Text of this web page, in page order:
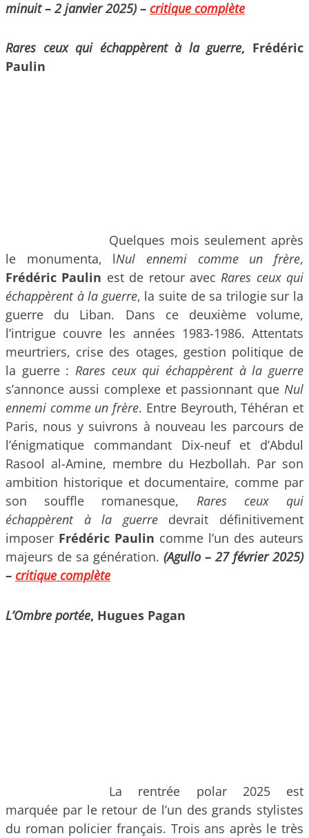
minuit – 2 janvier 2025) – critique complète
Rares ceux qui échappèrent à la guerre, Frédéric
Paulin
Quelques mois seulement après
le monumenta, lNul ennemi comme un frère,
Frédéric Paulin est de retour avecRares ceux qui
échappèrent à la guerre, la suite de sa trilogie sur la
guerre du Liban. Dans ce deuxième volume,
l’intrigue couvre les années 1983-1986. Attentats
meurtriers, crise des otages, gestion politique de
la guerre : Rares ceux qui échappèrent à la guerre
s’annonce aussi complexe et passionnant que Nul
ennemi comme un frère. Entre Beyrouth, Téhéran et
Paris, nous y suivrons à nouveau les parcours de
l’énigmatique commandant Dix-neuf et d’Abdul
Rasool al-Amine, membre du Hezbollah. Par son
ambition historique et documentaire, comme par
son souffle romanesque, Rares ceux qui
échappèrent à la guerredevrait définitivement
imposer Frédéric Paulin comme l’un des auteurs
majeurs de sa génération. (Agullo – 27 février 2025)
– critique complète
L’Ombre portée, Hugues Pagan
La rentrée polar 2025 est
marquée par le retour de l’un des grands stylistes
du roman policier français. Trois ans après le très